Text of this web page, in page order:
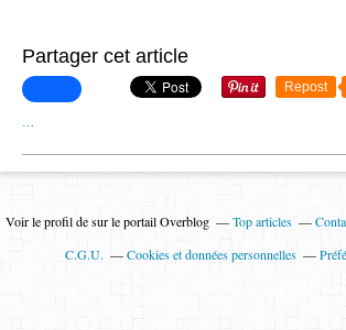
Partager cet article
Repost
…
Voir le profil desur le portail Overblog Top articles
C.G.U.
Cookies et données personnelles